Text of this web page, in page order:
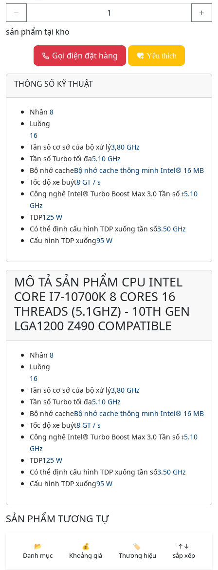
sản phẩm tại kho
Gọi điện đặt hàng Yêu thích
THÔNG SỐ KỸ THUẬT
Nhân 8
Luồng
16
Tần số cơ sở của bộ xử lý3,80 GHz
Tần số Turbo tối đa5.10 GHz
Bộ nhớ cacheBộ nhớ cache thông minh Intel® 16 MB
Tốc độ xe buýt8 GT / s
Công nghệ Intel® Turbo Boost Max 3.0 Tần số ‡5.10
GHz
TDP125 W
Có thể định cấu hình TDP xuống tần số3.50 GHz
Cấu hình TDP xuống95 W
MÔ TẢ SẢN PHẨM CPU INTEL
CORE I7-10700K 8 CORES 16
THREADS (5.1GHZ) - 10TH GEN
LGA1200 Z490 COMPATIBLE
Nhân 8
Luồng
16
Tần số cơ sở của bộ xử lý3,80 GHz
Tần số Turbo tối đa5.10 GHz
Bộ nhớ cacheBộ nhớ cache thông minh Intel® 16 MB
Tốc độ xe buýt8 GT / s
Công nghệ Intel® Turbo Boost Max 3.0 Tần số ‡5.10
GHz
TDP125 W
Có thể định cấu hình TDP xuống tần số3.50 GHz
Cấu hình TDP xuống95 W
SẢN PHẨM TƯƠNG TỰ
📂
Danh mục
💰
Khoảng giá
🏷️
Thương hiệu
↑↓
sắp xếp